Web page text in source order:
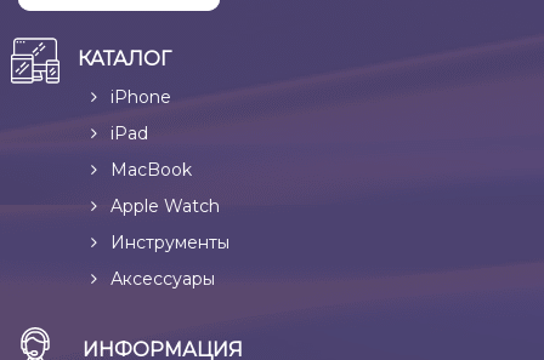
КАТАЛОГ
iPhone
iPad
MacBook
Apple Watch
Инструменты
Аксессуары
ИНФОРМАЦИЯ